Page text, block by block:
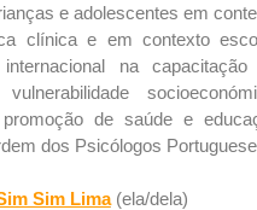
e adolescentes em
clínica e em contexto
na
de saúde e
dos Psicólogos
Sim Lima(ela/dela)